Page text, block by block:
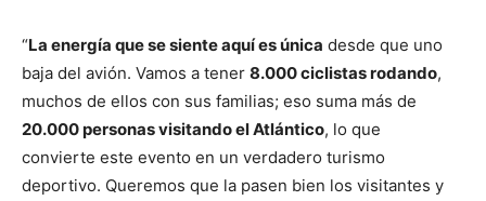
“La energía que se siente aquí es única desde que uno
baja del avión. Vamos a tener 8.000 ciclistas rodando,
muchos de ellos con sus familias; eso suma más de
20.000 personas visitando el Atlántico, lo que
convierte este evento en un verdadero turismo
deportivo. Queremos que la pasen bien los visitantes y